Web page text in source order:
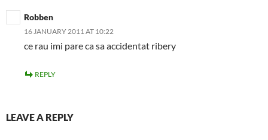
Robben
16 JANUARY 2011 AT 10:22
ce rau imi pare ca sa accidentat ribery
REPLY
LEAVE A REPLY